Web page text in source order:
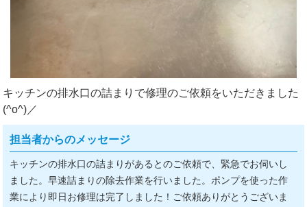
キッチンの排水口の詰まりで修理のご依頼をいただきました
(^o^)／
担当者からのメッセージ
キッチンの排水口の詰まりがあるとのご依頼で、緊急でお伺いし
ました。早速詰まりの除去作業を行いました。ポンプを使った作
業により即日お修理は完了しました！ご依頼ありがとうございま